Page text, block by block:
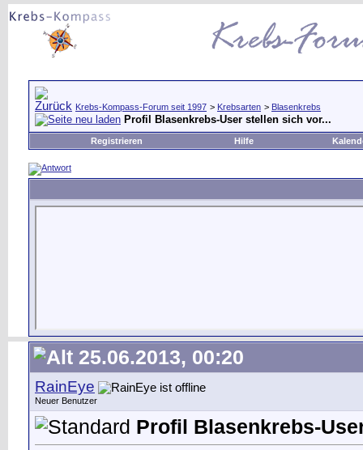
Krebs-Kompass-Forum seit 1997 > Krebsarten > Blasenkrebs
Profil Blasenkrebs-User stellen sich vor...
Registrieren Hilfe
25.06.2013, 00:20
RainEye
Neuer Benutzer
Profil Blasenkrebs-